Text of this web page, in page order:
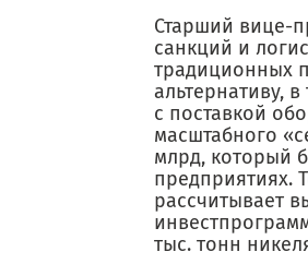
Старший вице-
санкций и
традиционных
альтернативу,
с поставкой
масштабного
млрд, который
предприятиях.
рассчитывает
тыс. тонн